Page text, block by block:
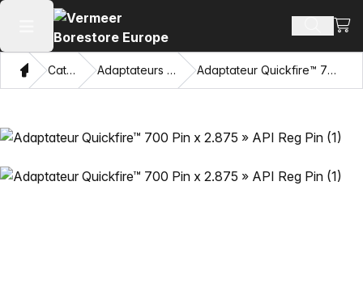
Ouvrir le menu principal
Voir
Domicile
Catalogue Adaptateurs et œillets tirants Adaptateur Quickfire™ 700 Pin x 2.875 » API Reg Pin